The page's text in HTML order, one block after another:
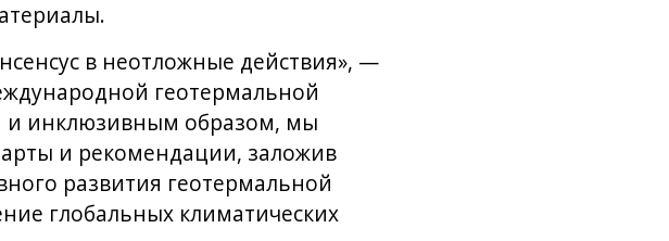
в неотложные действия», —
геотермальной
и инклюзивным образом, мы
и рекомендации, заложив
развития геотермальной
глобальных климатических